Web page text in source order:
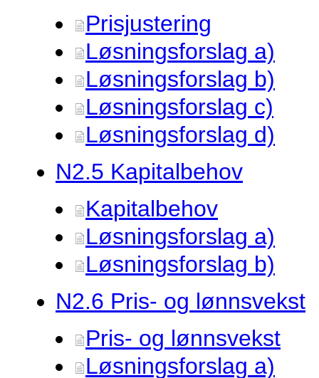
Prisjustering
Løsningsforslag a)
Løsningsforslag b)
Løsningsforslag c)
Løsningsforslag d)
N2.5 Kapitalbehov
Kapitalbehov
Løsningsforslag a)
Løsningsforslag b)
N2.6 Pris- og lønnsvekst
Pris- og lønnsvekst
Løsningsforslag a)